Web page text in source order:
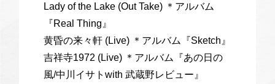
Lady of the Lake (Out Take) ＊アルバム
『Real Thing』
黄昏の来々軒 (Live) ＊アルバム『Sketch』
吉祥寺1972 (Live) ＊アルバム『あの日の
風/中川イサトwith 武蔵野レビュー』